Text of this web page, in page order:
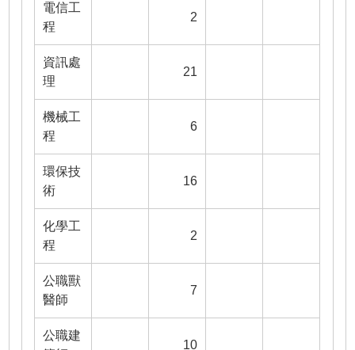
電信工
程
2
資訊處
理
21
機械工
程
6
環保技
術
16
化學工
程
2
公職獸
醫師
7
公職建
10